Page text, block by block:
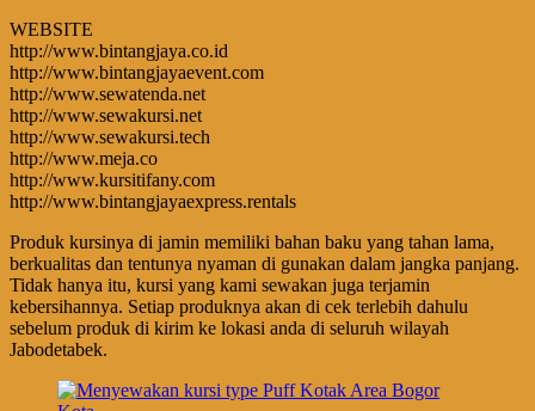
WEBSITE
http://www.bintangjaya.co.id
http://www.bintangjayaevent.com
http://www.sewatenda.net
http://www.sewakursi.net
http://www.sewakursi.tech
http://www.meja.co
http://www.kursitifany.com
http://www.bintangjayaexpress.rentals
Produk kursinya di jamin memiliki bahan baku yang tahan lama,
berkualitas dan tentunya nyaman di gunakan dalam jangka panjang.
Tidak hanya itu, kursi yang kami sewakan juga terjamin
kebersihannya. Setiap produknya akan di cek terlebih dahulu
sebelum produk di kirim ke lokasi anda di seluruh wilayah
Jabodetabek.